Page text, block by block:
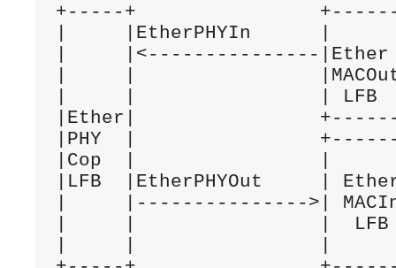
+-----+                +------
|     |EtherPHYIn      |
|     |<---------------|Ether
|     |
|     |                | LFB
|Ether|                +------
|PHY  |
|Cop  |                |
|LFB  |EtherPHYOut     |
|     |--------------->|
|     |                |  LFB |